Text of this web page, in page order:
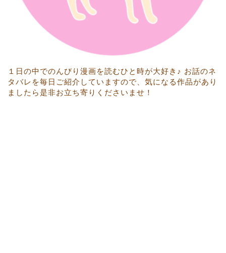
１日の中でのんびり漫画を読むひと時が大好き♪ お話のネ
タバレを毎日ご紹介していますので、気になる作品があり
ましたら是非お立ち寄りくださいませ！